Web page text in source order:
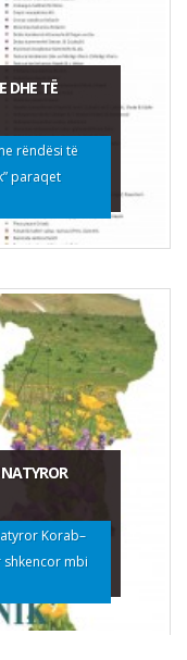
DHE TË
rëndësi të
paraqet
Korab–
shkencor mbi